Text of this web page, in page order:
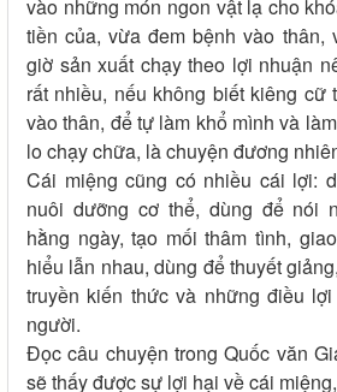
vào những món ngon vật lạ cho
tiền của, vừa đem bệnh vào thân,
giờ sản xuất chạy theo lợi nhuận
rất nhiều, nếu không biết kiêng cữ
vào thân, để tự làm khổ mình và
lo chạy chữa, là chuyện đương
Cái miệng cũng có nhiều cái lợi:
nuôi dưỡng cơ thể, dùng để nói
hằng ngày, tạo mối thâm tình,
hiểu lẫn nhau, dùng để thuyết
truyền kiến thức và những điều
người.
Đọc câu chuyện trong Quốc văn
sẽ thấy được sự lợi hại về cái